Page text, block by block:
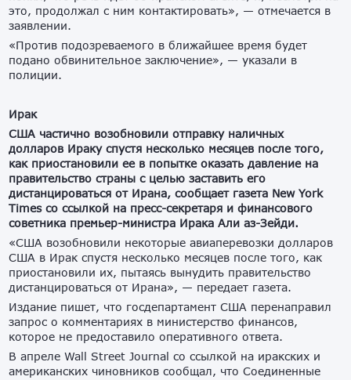
это, продолжал с ним контактировать», — отмечается в
заявлении.
«Против подозреваемого в ближайшее время будет
подано обвинительное заключение», — указали в
полиции.
Ирак
США частично возобновили отправку наличных
долларов Ираку спустя несколько месяцев после того,
как приостановили ее в попытке оказать давление на
правительство страны с целью заставить его
дистанцироваться от Ирана, сообщает газета New York
Times со ссылкой на пресс-секретаря и финансового
советника премьер-министра Ирака Али аз-Зейди.
«США возобновили некоторые авиаперевозки долларов
США в Ирак спустя несколько месяцев после того, как
приостановили их, пытаясь вынудить правительство
дистанцироваться от Ирана», — передает газета.
Издание пишет, что госдепартамент США перенаправил
запрос о комментариях в министерство финансов,
которое не предоставило оперативного ответа.
В апреле Wall Street Journal со ссылкой на иракских и
американских чиновников сообщал, что Соединенные